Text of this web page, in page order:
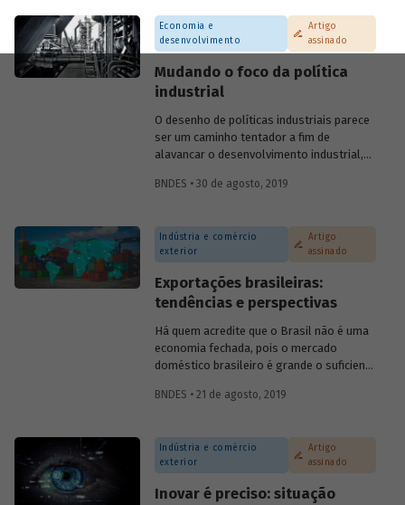
gestoras e bancos brasileiros. A
introdução de critérios ESG nas decisões
de investimento pode ser entendida como
uma ampliação do foco em
shareholders
(acionistas) para todos osstakeholders
(partes interessadas). Entenda como foi a
evolução do investimento sustentável e
quais são os desafios para a
disseminação dos critérios ESG entre
Economia e
desenvolvimento
Artigo
assinado
Mudando o foco da política
industrial
O desenho de políticas industriais parece
ser um caminho tentador a fim de
alavancar o desenvolvimento industrial,
mais casos de fracasso do que de
governos devem, de fato, intervir para o
desenvolvimento de um segmento da
economia. E, em caso positivo, como
deveria se dar esse apoio?
BNDES • 30 de agosto, 2019
Indústria e comércio
exterior
Artigo
assinado
Exportações brasileiras:
tendências e perspectivas
Há quem acredite que o Brasil não é uma
economia fechada, pois o mercado
doméstico brasileiro é grande o suficiente
importações no produto interno bruto
mesma participação que os Estados
Unidos da América (EUA) no mercado
externo, logo sua economia não pode ser
BNDES • 21 de agosto, 2019
Indústria e comércio
exterior
Artigo
assinado
Inovar é preciso: situação